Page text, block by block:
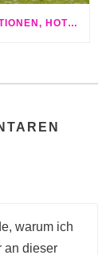
YELLOWSTONE ROUTE 3 WOCHEN | STATIONEN, HOTELS & HIGHLIGHTS
warum ich
an dieser